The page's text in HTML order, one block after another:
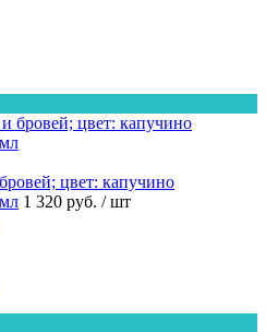
цвет: капучино
1 320 руб. / шт